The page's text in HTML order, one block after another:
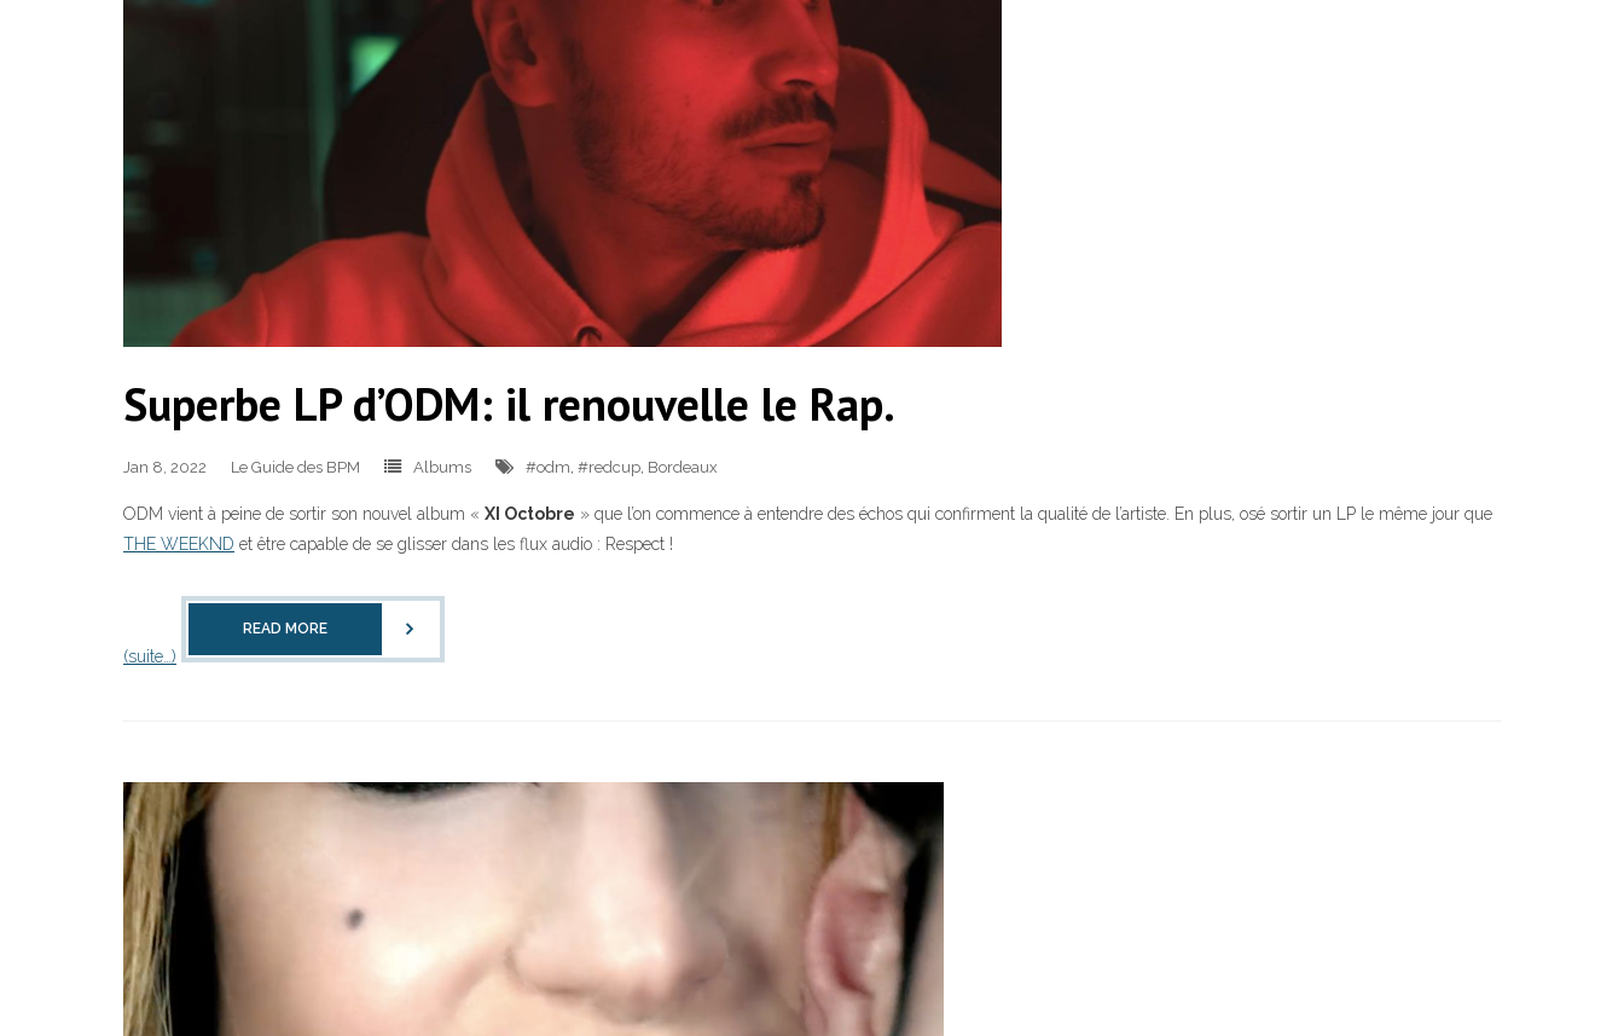
Superbe LP d’ODM: il renouvelle le Rap.
Jan 8, 2022 Le Guide des BPM Albums #odm, #redcup, Bordeaux
ODM vient à peine de sortir son nouvel album « XI Octobre » que l’on commence à entendre des échos qui confirment la qualité de l’artiste. En plus, osé sortir un LP le même jour que
THE WEEKND et être capable de se glisser dans les flux audio : Respect !
(suite…)
READ MORE